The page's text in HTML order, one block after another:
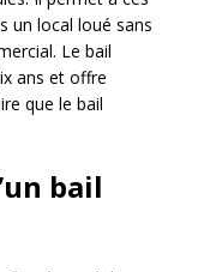
un local loué sans
Le bail
ans et offre
que le bail
bail